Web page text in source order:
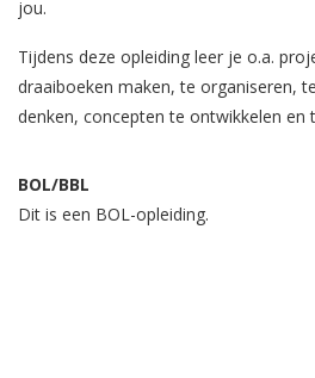
jou.
Tijdens deze opleiding leer je o.a.
draaiboeken maken, te organiseren,
denken, concepten te ontwikkelen en
BOL/BBL
Dit is een BOL-opleiding.